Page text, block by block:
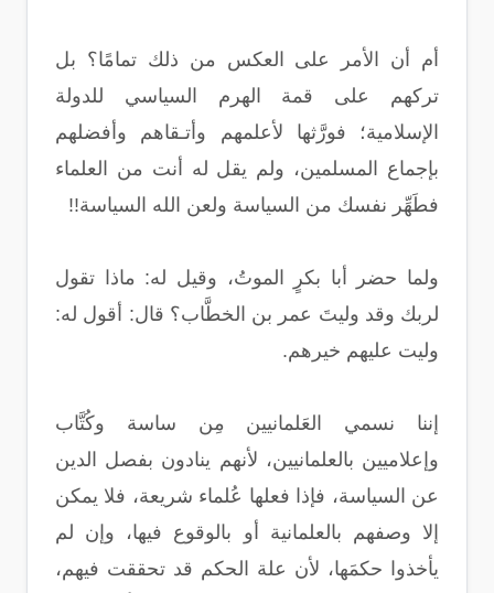
أم أن الأمر على العكس من ذلك تمامًا؟ بل
تركهم على قمة الهرم السياسي للدولة
الإسلامية؛ فورَّثها لأعلمهم وأتـقاهم وأفضلهم
بإجماع المسلمين، ولم يقل له أنت من العلماء
فطَهِّر نفسك من السياسة ولعن الله السياسة!!
ولما حضر أبا بكرٍ الموتُ، وقيل له: ماذا تقول
لربك وقد وليتَ عمر بن الخطَّاب؟ قال: أقول له:
وليت عليهم خيرهم.
إننا نسمي العَلمانيين مِن ساسة وكُتَّاب
وإعلاميين بالعلمانيين، لأنهم ينادون بفصل الدين
عن السياسة، فإذا فعلها عُلماء شريعة، فلا يمكن
إلا وصفهم بالعلمانية أو بالوقوع فيها، وإن لم
يأخذوا حكمَها، لأن علة الحكم قد تحققت فيهم،